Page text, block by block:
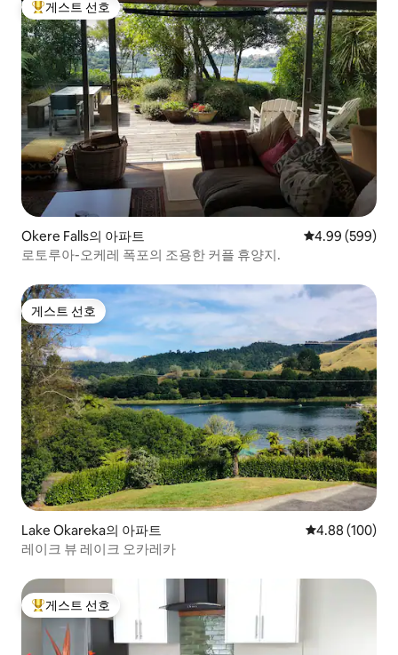
상위 게스트 선호
게스트 선호
Okere Falls의 아파트 평점 4.99점(5
4.99 (599)
로토루아-오케레 폭포의 조용한 커플 휴양지.
게스트 선호
게스트 선호
Lake Okareka의 아파트 평점 4.88점(5
4.88 (100)
레이크 뷰 레이크 오카레카
상위 게스트 선호
게스트 선호